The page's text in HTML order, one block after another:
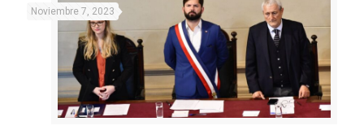
Noviembre 7, 2023